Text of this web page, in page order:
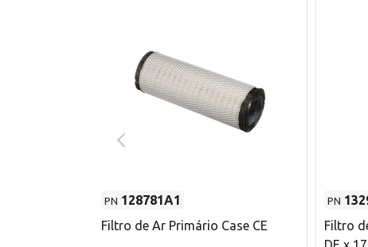
PN 128781A1
Filtro de Ar Primário Case CE
PN
Filtro